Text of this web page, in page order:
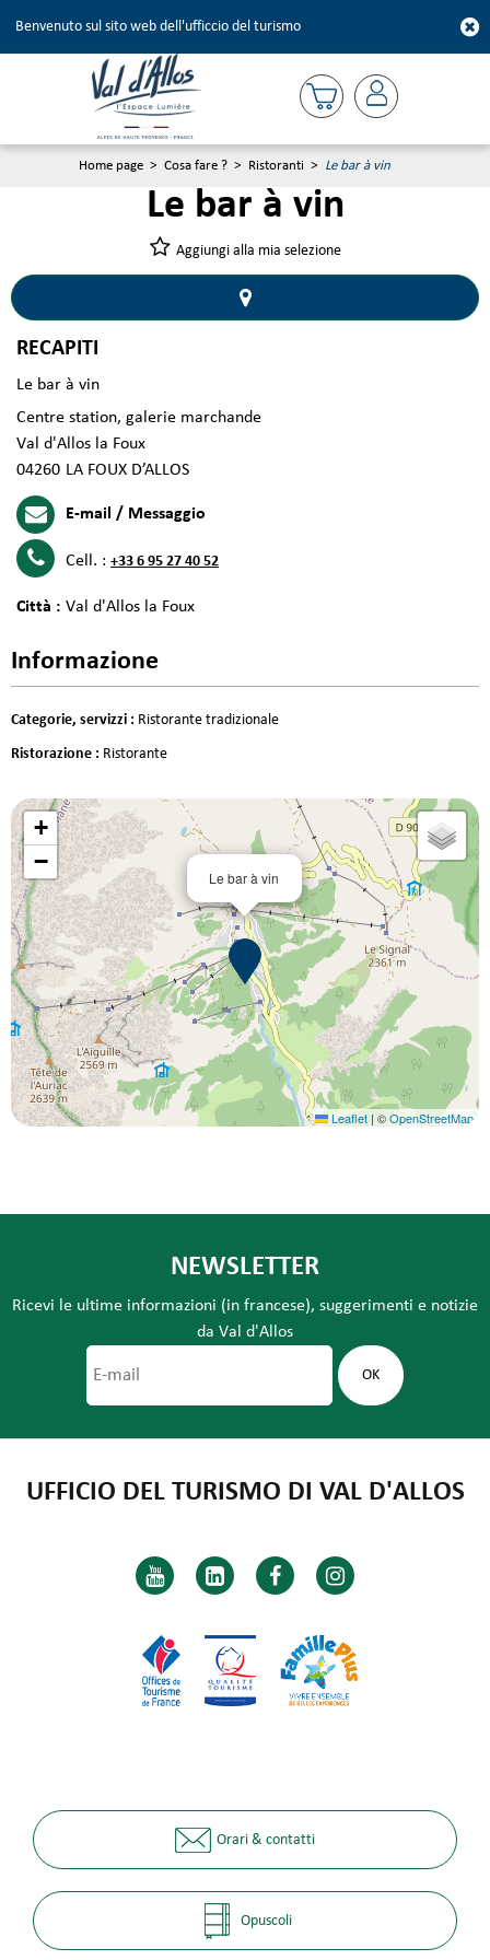
Benvenuto sul sito web dell'ufficcio del turismo
Home page > Cosa fare ? > Ristoranti > Le bar à vin
Le bar à vin
Aggiungi alla mia selezione
RECAPITI
Le bar à vin
Centre station, galerie marchande
Val d'Allos la Foux
04260 LA FOUX D’ALLOS
E-mail / Messaggio
Cell. : +33 6 95 27 40 52
Città : Val d'Allos la Foux
Informazione
Categorie, servizzi : Ristorante tradizionale
Ristorazione : Ristorante
Le bar à vin
+
−
Leaflet | ©OpenStreetMap
NEWSLETTER
Ricevi le ultime informazioni (in francese), suggerimenti e notizie
da Val d'Allos
UFFICIO DEL TURISMO DI VAL D'ALLOS
Orari & contatti
Opuscoli